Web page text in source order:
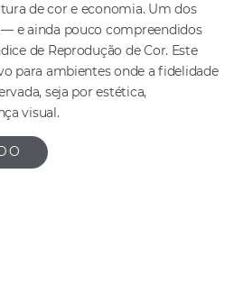
de cor e economia. Um dos
e ainda pouco compreendidos
de Reprodução de Cor. Este
para ambientes onde a fidelidade
seja por estética,
visual.